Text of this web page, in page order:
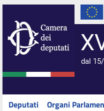
dal
Deputati Organi